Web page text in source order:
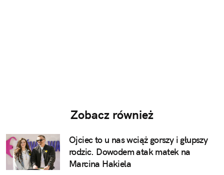
Zobacz również
Ojciec to u nas wciąż gorszy i głupszy
rodzic. Dowodem atak matek na
Marcina Hakiela